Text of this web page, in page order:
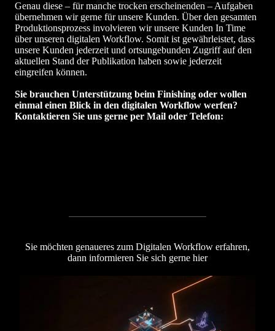
Genau diese – für manche trocken erscheinenden – Aufgaben
übernehmen wir gerne für unsere Kunden. Über den gesamten
Produktionsprozess involvieren wir unsere Kunden In Time
über unseren digitalen Workflow. Somit ist gewährleistet, dass
unsere Kunden jederzeit und ortsungebunden Zugriff auf den
aktuellen Stand der Publikation haben sowie jederzeit
eingreifen können.
Sie brauchen Unterstützung beim Finishing oder wollen
einmal einen Blick in den digitalen Workflow werfen?
Kontaktieren Sie uns gerne per Mail oder Telefon:
Sie möchten genaueres zum Digitalen Workflow erfahren,
dann informieren Sie sich gerne hier